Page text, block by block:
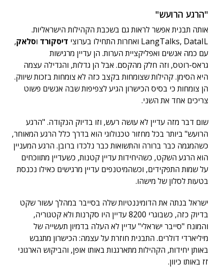
"הרגע הרועש"
אותה תבנית אפשר לראות גם בשכבת הקהילות הישראליות.
LangTalks, DataIL ואחרות התחילו בערוצי
דיסקורד וסלאק,
עם כמה אנשים ואפליקציית הערות. הן עדיין מרגישות
גראס-רוטס, וזה חלק מהקסם. אבל הן גדלות, והגדילה עצמה
היא הסימן. קהילות שצומחות בקצב כזה לא צומחות בזכות שיווק.
הן צומחות כי בסיס הכישרון הגיע לצפיפות שבה אנשים פשוט
צריכים אחד את השני.
שום דבר מזה עדיין לא עושה רעש, וזו בדיוק הנקודה. "הרגע
הרועש" ביותר בכל מחזור טכנולוגי הוא בדרך כלל הרגע המאוחר,
כשהמגמה כבר ברורה והתשואות כבר נלכדו ברובן. הרגע המעניין
הוא הרגע השקט, כשהיחידות עדיין קטנות, כשעדיין מתווכחים
על שמות התפקידים, וכשהמיטנפים עדיין מרגישים כאילו נכנסת
בטעות לסלון של מישהו.
ישראל בנתה את הדומיננטיות שלה בסייבר במהלך עשור שקט
בדיוק כזה, כשבוגרי 8200 עדיין היו סקרנות ולא קטגוריה,
והמונח "סייבר ישראלי" עדיין לא העלה בדמיון תעשייה של
מיליארדי דולרים. התבנית חוזרת על עצמה: הכישרון מתגבש
באותן יחידות, הקהילות מתארגנות באותו אופן, והביקוש הארגוני
זז באותו כיוון.